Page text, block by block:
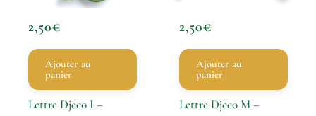
2,50€
Ajouter au
panier
Lettre Djeco I –
2,50€
Ajouter au
panier
Lettre Djeco M –